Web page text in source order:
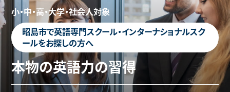
小・中・高・大学・社会人対象
昭島市で英語専門スクール・インターナショナルスク
ールをお探しの方へ
本物の英語力の習得